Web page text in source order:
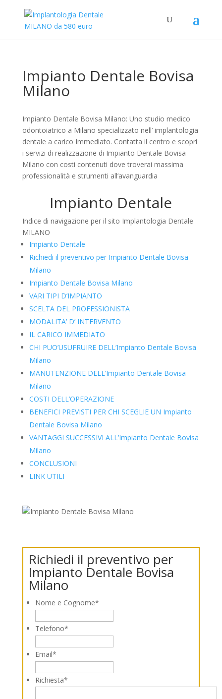
Impianto Dentale Bovisa
Milano
Impianto Dentale Bovisa Milano: Uno studio medico
odontoiatrico a Milano specializzato nell’ implantologia
dentale a carico Immediato. Contatta il centro e scopri
i servizi di realizzazione di Impianto Dentale Bovisa
Milano con costi contenuti dove troverai massima
professionalità e strumenti all’avanguardia
Impianto Dentale
Indice di navigazione per il sito Implantologia Dentale
MILANO
Impianto Dentale
Richiedi il preventivo per Impianto Dentale Bovisa
Milano
Impianto Dentale Bovisa Milano
VARI TIPI D’IMPIANTO
SCELTA DEL PROFESSIONISTA
MODALITA’ D’ INTERVENTO
IL CARICO IMMEDIATO
CHI PUO’USUFRUIRE DELL’Impianto Dentale Bovisa
Milano
MANUTENZIONE DELL’Impianto Dentale Bovisa
Milano
COSTI DELL’OPERAZIONE
BENEFICI PREVISTI PER CHI SCEGLIE UN Impianto
Dentale Bovisa Milano
VANTAGGI SUCCESSIVI ALL’Impianto Dentale Bovisa
Milano
CONCLUSIONI
LINK UTILI
Richiedi il preventivo per
Impianto Dentale Bovisa
Milano
Nome e Cognome*
Telefono*
Email*
Richiesta*